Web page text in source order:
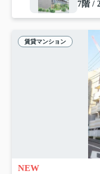
7階 /
賃貸マンション
NEW